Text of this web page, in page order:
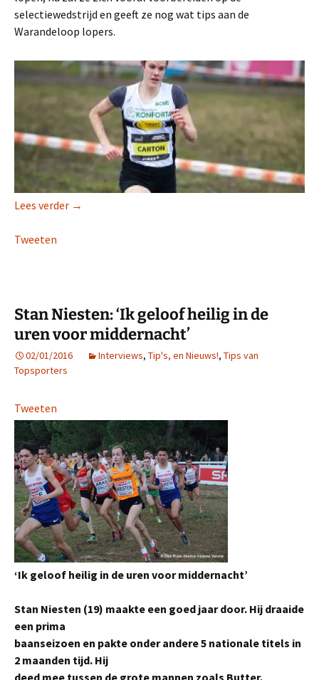
selectiewedstrijd en geeft ze nog wat tips aan de
Warandeloop lopers.
Lees verder Louise Carton: “Ik mis de Warandeloop dit jaar!”
→
Tweeten
Stan Niesten: ‘Ik geloof heilig in de
uren voor middernacht’
02/01/2016 Interviews, Tip's, en Nieuws!, Tips van
Topsporters
Tweeten
‘Ik geloof heilig in de uren voor middernacht’
Stan Niesten (19) maakte een goed jaar door. Hij draaide
een prima
baanseizoen en pakte onder andere 5 nationale titels in
2 maanden tijd. Hij